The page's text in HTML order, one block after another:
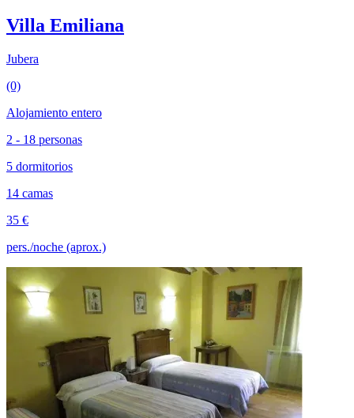
Villa Emiliana
Jubera
(0)
Alojamiento entero
2 - 18 personas
5 dormitorios
14 camas
35 €
pers./noche (aprox.)